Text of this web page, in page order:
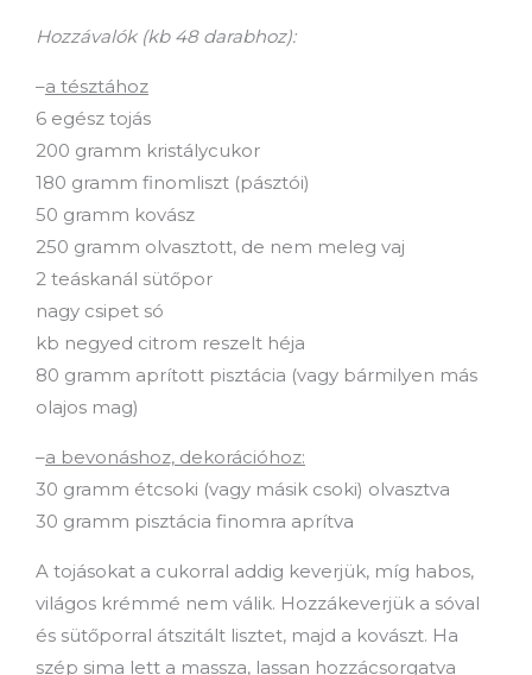
Hozzávalók (kb 48 darabhoz):
–a tésztához
6 egész tojás
200 gramm kristálycukor
180 gramm finomliszt (pásztói)
50 gramm kovász
250 gramm olvasztott, de nem meleg vaj
2 teáskanál sütőpor
nagy csipet só
kb negyed citrom reszelt héja
80 gramm aprított pisztácia (vagy bármilyen más
olajos mag)
–a bevonáshoz, dekorációhoz:
30 gramm étcsoki (vagy másik csoki) olvasztva
30 gramm pisztácia finomra aprítva
A tojásokat a cukorral addig keverjük, míg habos,
világos krémmé nem válik. Hozzákeverjük a sóval
és sütőporral átszitált lisztet, majd a kovászt. Ha
szép sima lett a massza, lassan hozzácsorgatva